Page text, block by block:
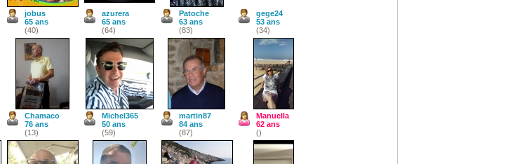
jobus
65 ans
(40)
azurera
65 ans
(64)
Patoche
63 ans
(83)
gege24
53 ans
(34)
Chamaco
76 ans
(13)
Michel365
50 ans
(59)
martin87
84 ans
(87)
Manuella
62 ans
()